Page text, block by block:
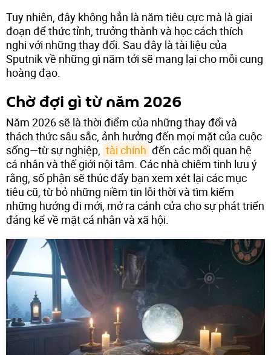
Tuy nhiên, đây không hẳn là năm tiêu cực mà là giai
đoạn để thức tỉnh, trưởng thành và học cách thích
nghi với những thay đổi. Sau đây là tài liệu của
Sputnik về những gì năm tới sẽ mang lại cho mỗi cung
hoàng đạo.
Chờ đợi gì từ năm 2026
Năm 2026 sẽ là thời điểm của những thay đổi và
thách thức sâu sắc, ảnh hưởng đến mọi mặt của cuộc
sống—từ sự nghiệp, tài chính đến các mối quan hệ
cá nhân và thế giới nội tâm. Các nhà chiêm tinh lưu ý
rằng, số phận sẽ thúc đẩy bạn xem xét lại các mục
tiêu cũ, từ bỏ những niềm tin lỗi thời và tìm kiếm
những hướng đi mới, mở ra cánh cửa cho sự phát triển
đáng kể về mặt cá nhân và xã hội.